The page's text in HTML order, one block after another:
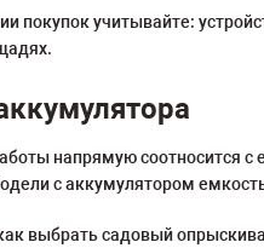
покупок учитывайте:
напрямую соотносится
с аккумулятором
выбрать садовый